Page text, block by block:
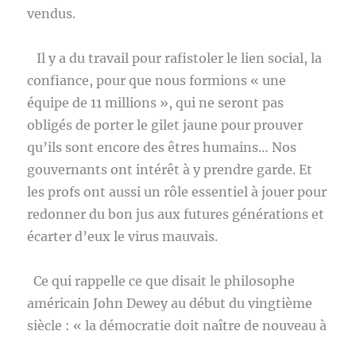
vendus.
Il y a du travail pour rafistoler le lien social, la
confiance, pour que nous formions « une
équipe de 11 millions », qui ne seront pas
obligés de porter le gilet jaune pour prouver
qu’ils sont encore des êtres humains… Nos
gouvernants ont intérêt à y prendre garde. Et
les profs ont aussi un rôle essentiel à jouer pour
redonner du bon jus aux futures générations et
écarter d’eux le virus mauvais.
Ce qui rappelle ce que disait le philosophe
américain John Dewey au début du vingtième
siècle : « la démocratie doit naître de nouveau à